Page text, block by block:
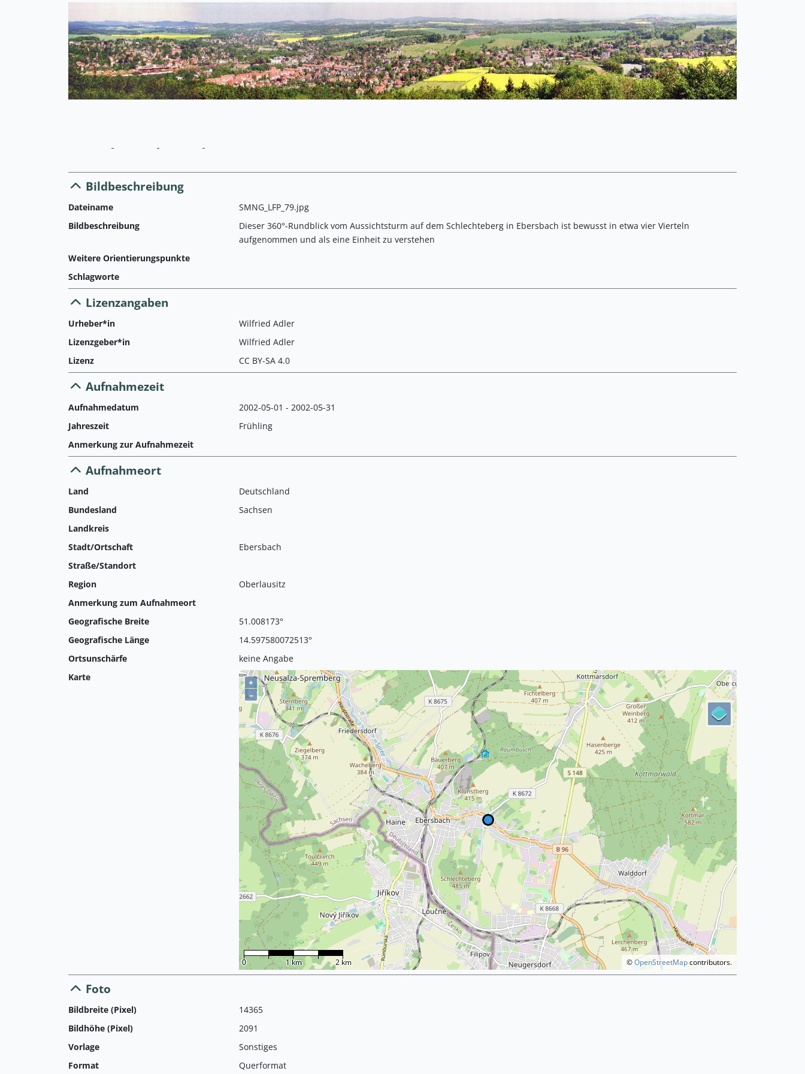
Bildbeschreibung
Dateiname
SMNG_LFP_79.jpg
Bildbeschreibung
Dieser 360°-Rundblick vom Aussichtsturm auf dem Schlechteberg in Ebersbach ist bewusst in etwa vier Vierteln
aufgenommen und als eine Einheit zu verstehen
Weitere Orientierungspunkte
Schlagworte
Lizenzangaben
Urheber*in
Wilfried Adler
Lizenzgeber*in
Wilfried Adler
Lizenz
CC BY-SA 4.0
Aufnahmezeit
Aufnahmedatum
2002-05-01 - 2002-05-31
Jahreszeit
Frühling
Anmerkung zur Aufnahmezeit
Aufnahmeort
Land
Deutschland
Bundesland
Sachsen
Landkreis
Stadt/Ortschaft
Ebersbach
Straße/Standort
Region
Oberlausitz
Anmerkung zum Aufnahmeort
Geografische Breite
51.008173°
Geografische Länge
14.597580072513°
Ortsunschärfe
keine Angabe
Karte
+
–
©OpenStreetMapcontributors.
0 1 km 2 km
Foto
Bildbreite (Pixel)
14365
Bildhöhe (Pixel)
2091
Vorlage
Sonstiges
Format
Querformat